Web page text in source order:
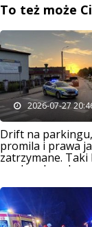
To też może
2026-07-27
Drift na
promila i prawa
zatrzymane. Taki
weekend na